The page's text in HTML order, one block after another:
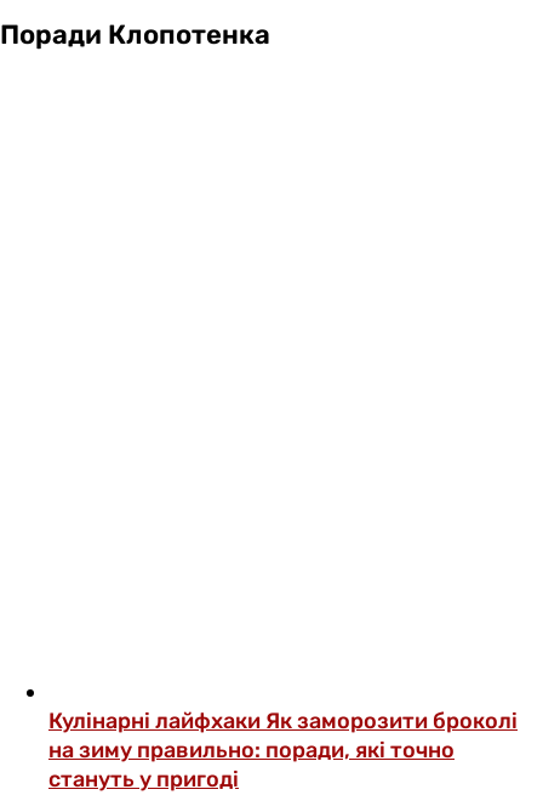
Поради Клопотенка
Кулінарні лайфхаки Як заморозити броколі
на зиму правильно: поради, які точно
стануть у пригоді